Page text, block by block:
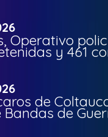
Operativo
y 461
de
Bandas de